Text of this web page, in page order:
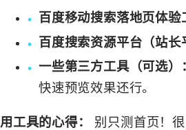
百度移动搜索落地页体验
百度搜索资源平台（站长
一些第三方工具（可选）
快速预览效果还行。
用工具的心得：
别只测首页！